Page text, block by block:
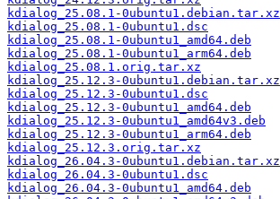
kdialog_25.08.1-0ubuntu1.debian.tar.xz
kdialog_25.08.1-0ubuntu1.dsc
kdialog_25.08.1-0ubuntu1_amd64.deb
kdialog_25.08.1-0ubuntu1_arm64.deb
kdialog_25.08.1.orig.tar.xz
kdialog_25.12.3-0ubuntu1.debian.tar.xz
kdialog_25.12.3-0ubuntu1.dsc
kdialog_25.12.3-0ubuntu1_amd64.deb
kdialog_25.12.3-0ubuntu1_amd64v3.deb
kdialog_25.12.3-0ubuntu1_arm64.deb
kdialog_25.12.3.orig.tar.xz
kdialog_26.04.3-0ubuntu1.debian.tar.xz
kdialog_26.04.3-0ubuntu1.dsc
kdialog_26.04.3-0ubuntu1_amd64.deb